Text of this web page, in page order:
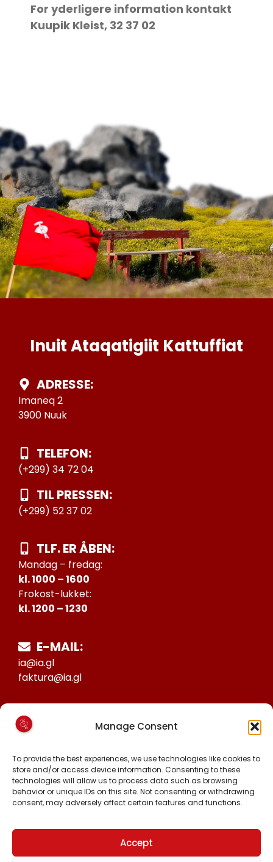
Manage Consent
To provide the best experiences, we use technologies like cookies to
store and/or access device information. Consenting to these
technologies will allow us to process data such as browsing
behavior or unique IDs on this site. Not consenting or withdrawing
consent, may adversely affect certain features and functions.
Accept
For yderligere information kontakt
Kuupik Kleist, 32 37 02
Inuit Ataqatigiit Kattuffiat
ADRESSE:
Imaneq 2
3900 Nuuk
TELEFON:
(+299) 34 72 04
TIL PRESSEN:
(+299) 52 37 02
TLF. ER ÅBEN:
Mandag – fredag:
kl. 1000 – 1600
Frokost-lukket:
kl. 1200 – 1230
E-MAIL:
ia@ia.gl
faktura@ia.gl
25027388
KONTO NR:
6471-1511626
FØLG OS PÅ:
FACEBOOK
TIKTOK